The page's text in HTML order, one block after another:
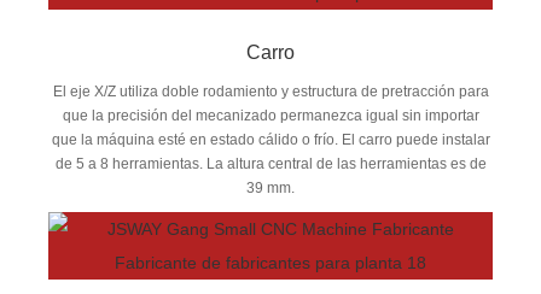
Carro
El eje X/Z utiliza doble rodamiento y estructura de pretracción para
que la precisión del mecanizado permanezca igual sin importar
que la máquina esté en estado cálido o frío. El carro puede instalar
de 5 a 8 herramientas. La altura central de las herramientas es de
39 mm.